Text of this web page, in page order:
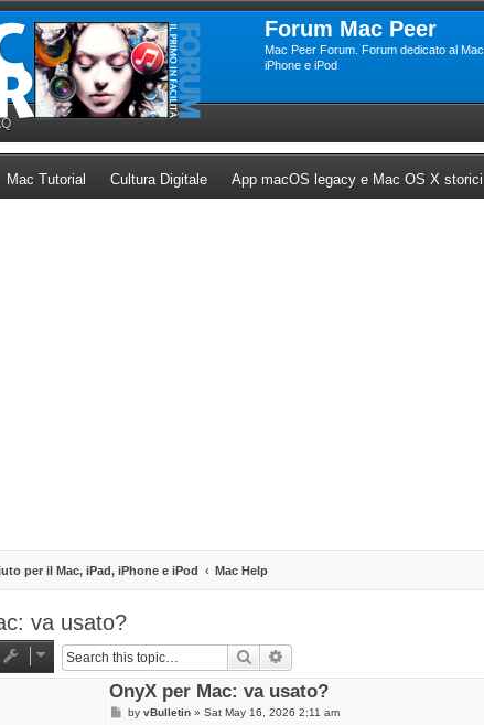
Forum Mac Peer
Mac Peer Forum. Forum dedicato al
iPhone e iPod
a new tab)
Mac Tutorial (Opens a new tab)
Cultura Digitale(Opens a new tab)
App macOS legacy e Mac OS X storici
per il Mac, iPad, iPhone e iPod Mac Help
va usato?
Search
OnyX per Mac: va usato?
Pby vBulletin» Sat May 16, 2026 2:11 am